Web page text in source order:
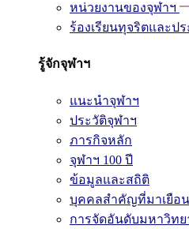
หน่วยงานของจุฬาฯ
ร้องเรียนทุจริตและป
รู้จักจุฬาฯ
แนะนำจุฬาฯ
ประวัติจุฬาฯ
ภารกิจหลัก
จุฬาฯ 100 ปี
ข้อมูลและสถิติ
บุคคลสำคัญที่มาเยือน
การจัดอันดับมหาวิทย